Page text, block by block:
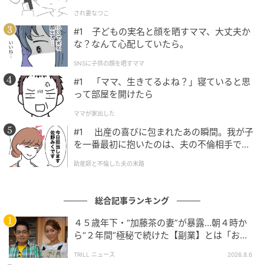
監獄として研ぎ澄まされた機能美のハヴィランド・システム。 Hearst
Owned
され妻なつこ
#1 子どもの実名と顔を晒すママ、大丈夫か
な？なんて心配していたら。
SNSに子供の顔を晒すママ
#1 「ママ、生きてるよね？」寝ていると思
って部屋を開けたら
ママが家出した
#1 出産の喜びに包まれたあの瞬間。我が子
を一番最初に抱いたのは、夫の不倫相手でし
助産師と不倫した夫の末路
総合記事ランキング
４５歳年下・“加藤茶の妻”が暴露…朝４時か
ら“２年間”極秘で続けた【副業】とは「お金
TRILL ニュース 2026.8.6